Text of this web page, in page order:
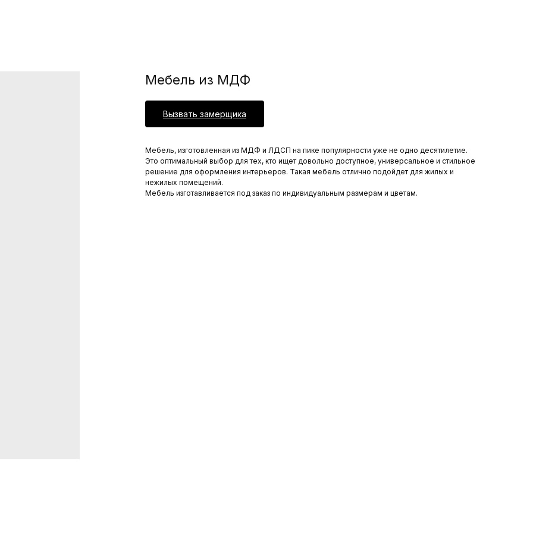
Мебель из МДФ
Вызвать замерщика
Мебель, изготовленная из МДФ и ЛДСП на пике популярности уже не одно десятилетие.
Это оптимальный выбор для тех, кто ищет довольно доступное, универсальное и стильное
решение для оформления интерьеров. Такая мебель отлично подойдет для жилых и
нежилых помещений.
Мебель изготавливается под заказ по индивидуальным размерам и цветам.